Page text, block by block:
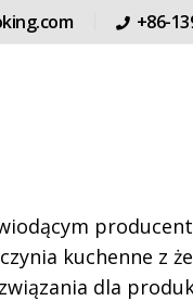
+86-
kuchenne z
dla